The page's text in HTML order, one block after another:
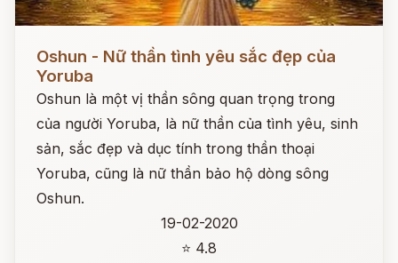
Oshun - Nữ thần tình yêu sắc đẹp của
Yoruba
Oshun là một vị thần sông quan trọng trong
của người Yoruba, là nữ thần của tình yêu, sinh
sản, sắc đẹp và dục tính trong thần thoại
Yoruba, cũng là nữ thần bảo hộ dòng sông
Oshun.
19-02-2020
⭐ 4.8